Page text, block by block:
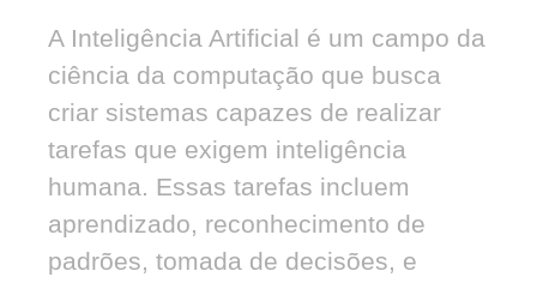
A Inteligência Artificial é um campo da
ciência da computação que busca
criar sistemas capazes de realizar
tarefas que exigem inteligência
humana. Essas tarefas incluem
aprendizado, reconhecimento de
padrões, tomada de decisões, e